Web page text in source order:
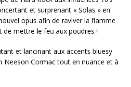
et surprenant « Solas » en
opus afin de raviver la flamme
de mettre le feu aux poudres !
et lancinant aux accents bluesy
Neeson Cormac tout en nuance et à